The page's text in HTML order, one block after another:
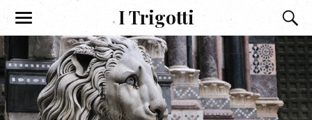
I Trigotti